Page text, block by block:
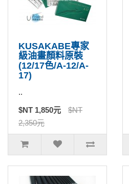
KUSAKABE專家
級油畫顏料原裝
(12/17色/A-12/A-
17)
..
$NT 1,850元
$NT
2,350元